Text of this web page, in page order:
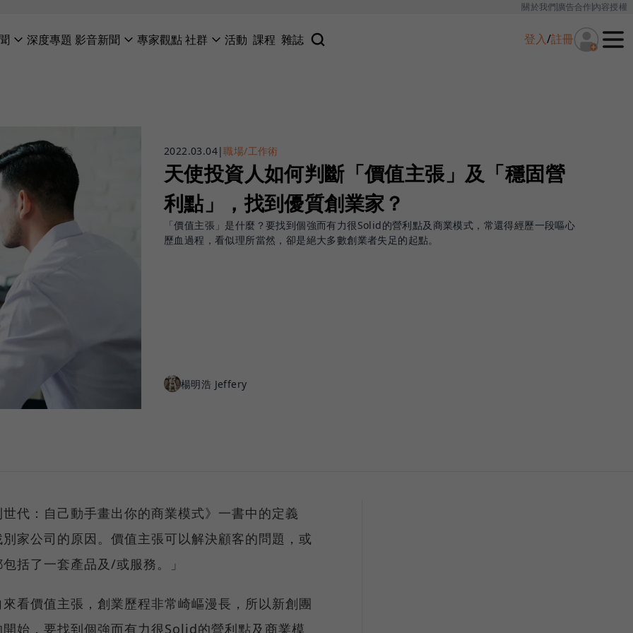
關於我們廣告合作內容授權
深度專題 影音新聞 專家觀點社群 活動 課程 雜誌 登入/註冊
2022.03.04|職場/工作術
天使投資人如何判斷「價值主張」及「穩固營
利點」，找到優質創業家？
「價值主張」是什麼？要找到個強而有力很Solid的營利點及商業模式，常還得經歷一段嘔心
歷血過程，看似理所當然，卻是絕大多數創業者失足的起點。
楊明浩 Jeffery
代：自己動手畫出你的商業模式》一書中的定義
家公司的原因。價值主張可以解決顧客的問題，或
括了一套產品及/或服務。」
看價值主張，創業歷程非常崎嶇漫長，所以新創團
始，要找到個強而有力很Solid的營利點及商業模